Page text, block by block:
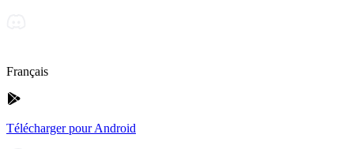
Français
Télécharger pour Android